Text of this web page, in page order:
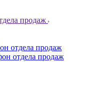
продаж
отдела продаж
отдела продаж